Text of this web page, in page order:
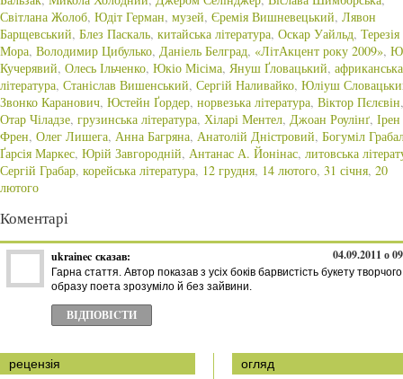
Світлана Жолоб, Юдіт Герман, музей, Єремія Вишневецький, Лявон
Барщевський, Блез Паскаль, китайська література, Оскар Уайльд, Терезія
Мора, Володимир Цибулько, Даніель Белград, «ЛітАкцент року 2009»,
Кучерявий, Олесь Ільченко, Юкіо Місіма, Януш Ґловацький, африканська
література, Станіслав Вишенський, Сергій Наливайко, Юліуш
Звонко Каранович, Юстейн Ґордер, норвезька література, Віктор Пєлєвін,
Отар Чіладзе, грузинська література, Хіларі Ментел, Джоан Роулінґ, Ірен
Френ, Олег Лишега, Анна Багряна, Анатолій Дністровий, Богуміл
Ґарсія Маркес, Юрій Завгородній, Антанас А. Йонінас, литовська
Сергій Грабар, корейська література, 12 грудня, 14 лютого, 31 січня, 20
лютого
Коментарі
ukrainec сказав: 04.09.2011 о
Гарна стаття. Автор показав з усіх боків барвистість букету творчого
образу поета зрозуміло й без зайвини.
ВІДПОВІCТИ
рецензія огляд